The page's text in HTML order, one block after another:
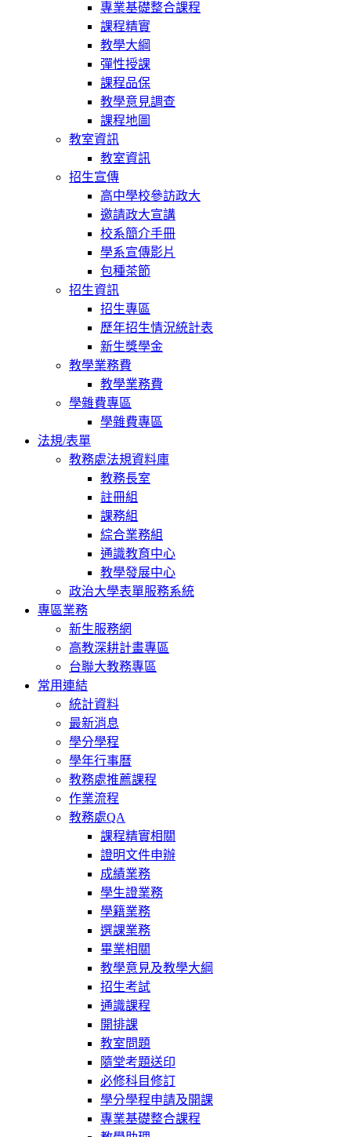
專業基礎整合課程
課程精實
教學大綱
彈性授課
課程品保
教學意見調查
課程地圖
教室資訊
教室資訊
招生宣傳
高中學校參訪政大
邀請政大宣講
校系簡介手冊
學系宣傳影片
包種茶節
招生資訊
招生專區
歷年招生情況統計表
新生獎學金
教學業務費
教學業務費
學雜費專區
學雜費專區
法規/表單
教務處法規資料庫
教務長室
註冊組
課務組
綜合業務組
通識教育中心
教學發展中心
政治大學表單服務系統
專區業務
新生服務網
高教深耕計畫專區
台聯大教務專區
常用連結
統計資料
最新消息
學分學程
學年行事曆
教務處推薦課程
作業流程
教務處QA
課程精實相關
證明文件申辦
成績業務
學生證業務
學籍業務
選課業務
畢業相關
教學意見及教學大綱
招生考試
通識課程
開排課
教室問題
隨堂考題送印
必修科目修訂
學分學程申請及開課
專業基礎整合課程